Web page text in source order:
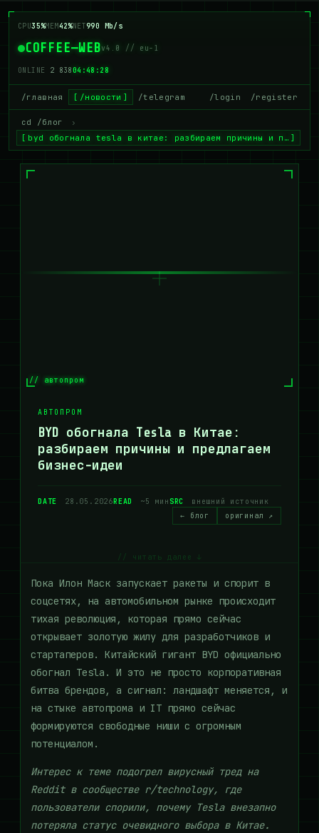
CPU35%MEM42%NET990 Mb/s
COFFEE—WEBv4.0 // eu-1
ONLINE 2 83804:48:29
/главная /новости /telegram /login /register
cd /блог
›
byd обогнала tesla в китае: разбираем причины и п…
// автопром
АВТОПРОМ
BYD обогнала Tesla в Китае:
разбираем причины и предлагаем
бизнес-идеи
DATE 28.05.2026READ ~5 минSRC
внешний источник
← блог
оригинал ↗
// читать далее ↓
Пока Илон Маск запускает ракеты и спорит в
соцсетях, на автомобильном рынке происходит
тихая революция, которая прямо сейчас
открывает золотую жилу для разработчиков и
стартаперов. Китайский гигант BYD официально
обогнал Tesla. И это не просто корпоративная
битва брендов, а сигнал: ландшафт меняется, и
на стыке автопрома и IT прямо сейчас
формируются свободные ниши с огромным
потенциалом.
Интерес к теме подогрел вирусный тред на
Reddit в сообществе r/technology, где
пользователи спорили, почему Tesla внезапно
потеряла статус очевидного выбора в Китае.